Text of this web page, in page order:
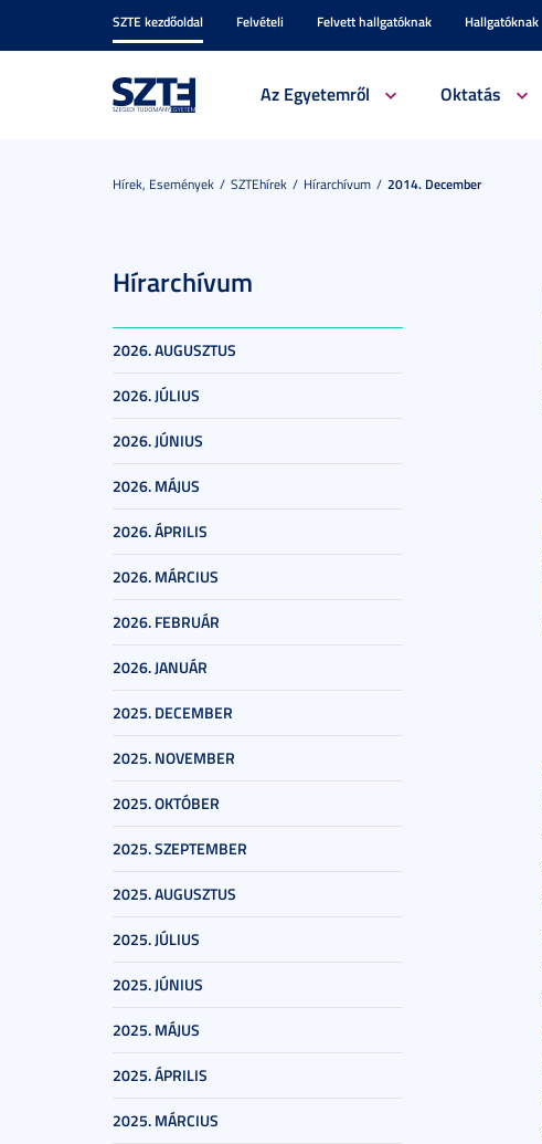
SZTE kezdőoldal Felvételi Felvett hallgatóknak Hallgatóknak
Az Egyetemről Oktatás
Hírek, Események SZTEhírek Hírarchívum 2014. December
Hírarchívum
2026. AUGUSZTUS
2026. JÚLIUS
2026. JÚNIUS
2026. MÁJUS
2026. ÁPRILIS
2026. MÁRCIUS
2026. FEBRUÁR
2026. JANUÁR
2025. DECEMBER
2025. NOVEMBER
2025. OKTÓBER
2025. SZEPTEMBER
2025. AUGUSZTUS
2025. JÚLIUS
2025. JÚNIUS
2025. MÁJUS
2025. ÁPRILIS
2025. MÁRCIUS